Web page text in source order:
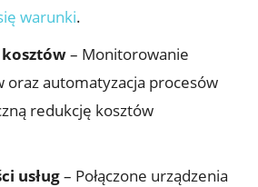
warunki.
– Monitorowanie
oraz automatyzacja procesów
redukcję kosztów
usług– Połączone urządzenia